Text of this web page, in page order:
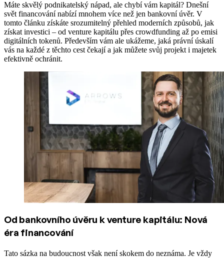
Máte skvělý podnikatelský nápad, ale chybí vám kapitál? Dnešní
svět financování nabízí mnohem více než jen bankovní úvěr. V
tomto článku získáte srozumitelný přehled moderních způsobů, jak
získat investici – od venture kapitálu přes crowdfunding až po emisi
digitálních tokenů. Především vám ale ukážeme, jaká právní úskalí
vás na každé z těchto cest čekají a jak můžete svůj projekt i majetek
efektivně ochránit.
Od bankovního úvěru k venture kapitálu: Nová
éra financování
Tato sázka na budoucnost však není skokem do neznáma. Je vždy